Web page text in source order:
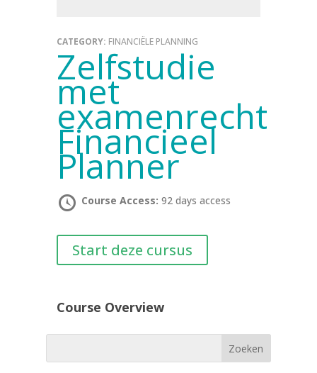
CATEGORY: FINANCIËLE PLANNING
Zelfstudie
met
examenrecht
Financieel
Planner
Course Access: 92 days access
Start deze cursus
Course Overview